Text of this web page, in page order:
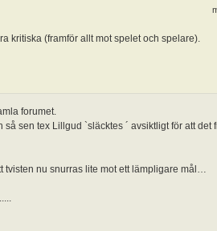
kritiska (framför allt mot spelet och spelare).
forumet.
sen tex Lillgud `släcktes ´ avsiktligt för att det
nu snurras lite mot ett lämpligare mål…